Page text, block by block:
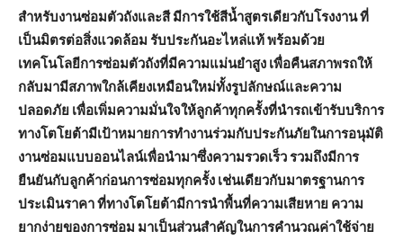
สำหรับงานซ่อมตัวถังและสี มีการใช้สีน้ำสูตรเดียวกับโรงงาน ที่
เป็นมิตรต่อสิ่งแวดล้อม รับประกันอะไหล่แท้ พร้อมด้วย
เทคโนโลยีการซ่อมตัวถังที่มีความแม่นยำสูง เพื่อคืนสภาพรถให้
กลับมามีสภาพใกล้เคียงเหมือนใหม่ทั้งรูปลักษณ์และความ
ปลอดภัย เพื่อเพิ่มความมั่นใจให้ลูกค้าทุกครั้งที่นำรถเข้ารับบริการ
ทางโตโยต้ามีเป้าหมายการทำงานร่วมกับประกันภัยในการอนุมัติ
งานซ่อมแบบออนไลน์เพื่อนำมาซึ่งความรวดเร็ว รวมถึงมีการ
ยืนยันกับลูกค้าก่อนการซ่อมทุกครั้ง เช่นเดียวกับมาตรฐานการ
ประเมินราคา ที่ทางโตโยต้ามีการนำพื้นที่ความเสียหาย ความ
ยากง่ายของการซ่อม มาเป็นส่วนสำคัญในการคำนวณค่าใช้จ่าย